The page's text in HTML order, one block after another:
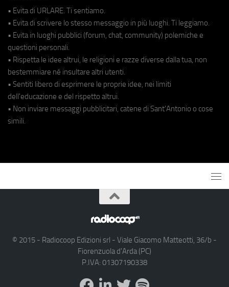
• Evita di URLARE. Ti sentiamo.
• Evita di scrivere lo stesso messaggio in più luoghi. Ti leggiamo.
• Evita in luoghi pubblici (forum, chat, community) polemiche e
questioni personali.
• Rispetta le idee altrui, le religioni e razze diverse dalla tua, non
bestemmiare né insultare altri utenti.
• Sentiti libero di esprimere le proprie idee, nei limiti
dell'educazione e del rispetto altrui.
• Non inviare messaggi pubblicitari, catene di Sant'Antonio o cose
simili.
© 2015 - Radiocoop Edizioni srl - Viale Giacomo Matteotti, 36/b -
Fiorenzuola d'Arda (PC)
P.IVA: 01307190338